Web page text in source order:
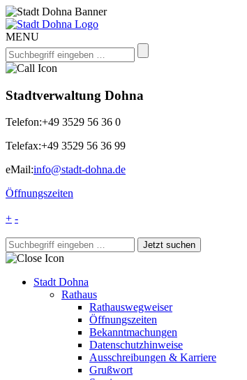
MENU
Stadtverwaltung Dohna
Telefon:+49 3529 56 36 0
Telefax:+49 3529 56 36 99
eMail:info@stadt-dohna.de
Öffnungszeiten
+ -
Stadt Dohna
Rathaus
Rathauswegweiser
Öffnungszeiten
Bekanntmachungen
Datenschutzhinweise
Ausschreibungen & Karriere
Grußwort